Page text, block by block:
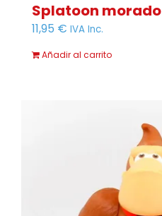
Splatoon morado
11,95 € IVA Inc.
Añadir al carrito